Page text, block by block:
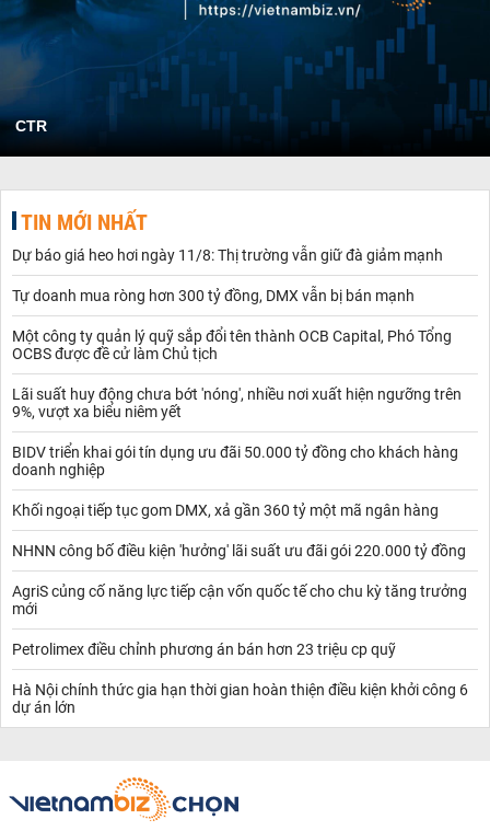
CTR
TIN MỚI NHẤT
Dự báo giá heo hơi ngày 11/8: Thị trường vẫn giữ đà giảm mạnh
Tự doanh mua ròng hơn 300 tỷ đồng, DMX vẫn bị bán mạnh
Một công ty quản lý quỹ sắp đổi tên thành OCB Capital, Phó Tổng
OCBS được đề cử làm Chủ tịch
Lãi suất huy động chưa bớt 'nóng', nhiều nơi xuất hiện ngưỡng trên
9%, vượt xa biểu niêm yết
BIDV triển khai gói tín dụng ưu đãi 50.000 tỷ đồng cho khách hàng
doanh nghiệp
Khối ngoại tiếp tục gom DMX, xả gần 360 tỷ một mã ngân hàng
NHNN công bố điều kiện 'hưởng' lãi suất ưu đãi gói 220.000 tỷ đồng
AgriS củng cố năng lực tiếp cận vốn quốc tế cho chu kỳ tăng trưởng
mới
Petrolimex điều chỉnh phương án bán hơn 23 triệu cp quỹ
Hà Nội chính thức gia hạn thời gian hoàn thiện điều kiện khởi công 6
dự án lớn